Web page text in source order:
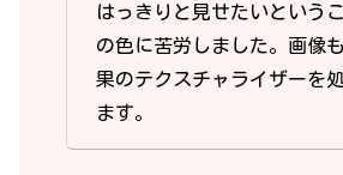
はっきりと見せたいという
の色に苦労しました。画像
果のテクスチャライザーを
ます。